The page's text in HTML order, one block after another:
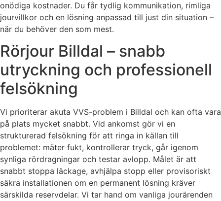
onödiga kostnader. Du får tydlig kommunikation, rimliga
jourvillkor och en lösning anpassad till just din situation –
när du behöver den som mest.
Rörjour Billdal – snabb
utryckning och professionell
felsökning
Vi prioriterar akuta VVS-problem i Billdal och kan ofta vara
på plats mycket snabbt. Vid ankomst gör vi en
strukturerad felsökning för att ringa in källan till
problemet: mäter fukt, kontrollerar tryck, går igenom
synliga rördragningar och testar avlopp. Målet är att
snabbt stoppa läckage, avhjälpa stopp eller provisoriskt
säkra installationen om en permanent lösning kräver
särskilda reservdelar. Vi tar hand om vanliga jourärenden